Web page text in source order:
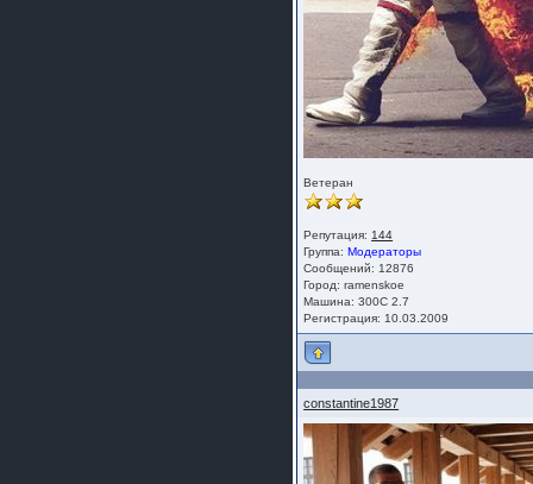
Ветеран
Репутация: 144
Группа:Модераторы
Сообщений: 12876
Город: ramenskoe
Машина: 300C 2.7
Регистрация: 10.03.2009
constantine1987